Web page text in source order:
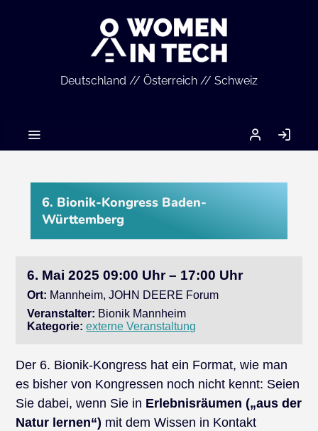
Deutschland // Österreich // Schweiz
MEIN
ACCOUNT
6. Bionik-Kongress Baden-
Württemberg
6. Mai 2025 09:00 Uhr – 17:00 Uhr
Ort: Mannheim, JOHN DEERE Forum
Veranstalter: Bionik Mannheim
Kategorie: externe Veranstaltung
Der 6. Bionik-Kongress hat ein Format, wie man
es bisher von Kongressen noch nicht kennt: Seien
Sie dabei, wenn Sie in Erlebnisräumen („aus der
Natur lernen“) mit dem Wissen in Kontakt